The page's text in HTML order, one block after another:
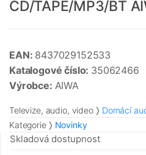
CD/TAPE/MP3/BT
EAN: 8437029152533
Katalogové číslo: 35062466
Výrobce: AIWA
Televize, audio, video Domácí
Kategorie
Novinky
Skladová dostupnost